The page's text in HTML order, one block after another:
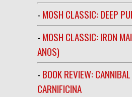
- MOSH CLASSIC: DEEP
- MOSH CLASSIC: IRON
ANOS)
- BOOK REVIEW:
CARNIFICINA